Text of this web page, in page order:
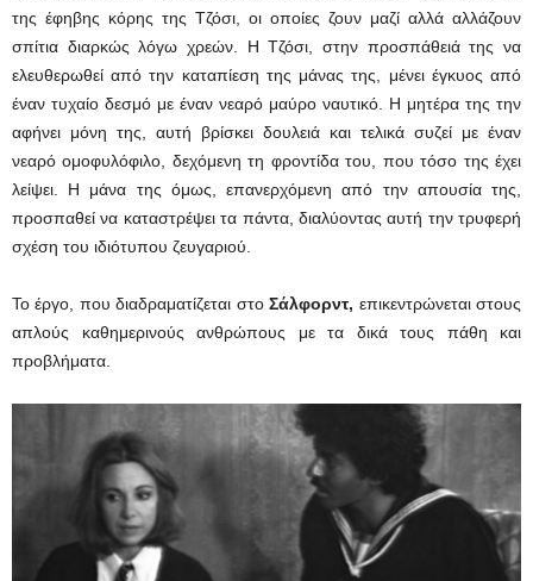
της έφηβης κόρης της Τζόσι, οι οποίες ζουν μαζί αλλά αλλάζουν
σπίτια διαρκώς λόγω χρεών. Η Τζόσι, στην προσπάθειά της να
ελευθερωθεί από την καταπίεση της μάνας της, μένει έγκυος από
έναν τυχαίο δεσμό με έναν νεαρό μαύρο ναυτικό. Η μητέρα της την
αφήνει μόνη της, αυτή βρίσκει δουλειά και τελικά συζεί με έναν
νεαρό ομοφυλόφιλο, δεχόμενη τη φροντίδα του, που τόσο της έχει
λείψει. Η μάνα της όμως, επανερχόμενη από την απουσία της,
προσπαθεί να καταστρέψει τα πάντα, διαλύοντας αυτή την τρυφερή
σχέση του ιδιότυπου ζευγαριού.
Το έργο, που διαδραματίζεται στοΣάλφορντ, επικεντρώνεται στους
απλούς καθημερινούς ανθρώπους με τα δικά τους πάθη και
προβλήματα.